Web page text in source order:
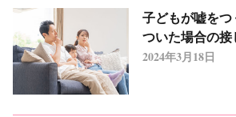
子どもが嘘を
ついた場合の接
2024年3月18日